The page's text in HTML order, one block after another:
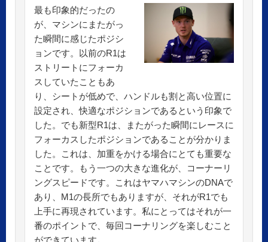
最も印象的だったの
が、マシンにまたがっ
た瞬間に感じたポジシ
ョンです。以前のR1は
ストリートにフォーカ
スしていたこともあ
り、シートが低めで、ハンドルも割と高い位置に
設定され、快適なポジションであるという印象で
した。でも新型R1は、またがった瞬間にレースに
フォーカスしたポジションであることが分かりま
した。これは、加重をかける場合にとても重要な
ことです。もう一つの大きな進化が、コーナーリ
ングスピードです。これはヤマハマシンのDNAで
あり、M1の長所でもありますが、それがR1でも
上手に再現されています。私にとってはそれが一
番のポイントで、毎回コーナリングを楽しむこと
ができています。